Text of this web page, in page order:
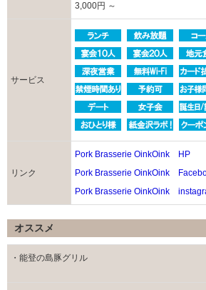
3,000円 ～
サービス
リンク
Pork Brasserie OinkOink HP
Pork Brasserie OinkOink
Pork Brasserie OinkOink
オススメ
・能登の島豚グリル